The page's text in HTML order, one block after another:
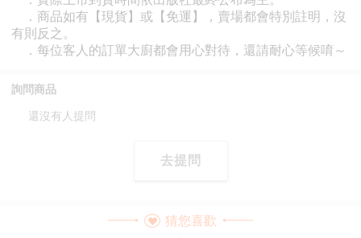
詢問商品
還沒有人提問
去提問
猜您喜歡